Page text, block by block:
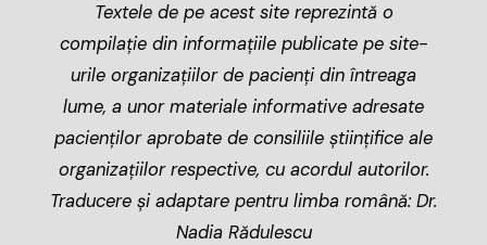
Textele de pe acest site reprezintă o
compilație din informațiile publicate pe site-
urile organizațiilor de pacienți din întreaga
lume, a unor materiale informative adresate
pacienților aprobate de consiliile științifice ale
organizațiilor respective, cu acordul autorilor.
Traducere și adaptare pentru limba română: Dr.
Nadia Rădulescu